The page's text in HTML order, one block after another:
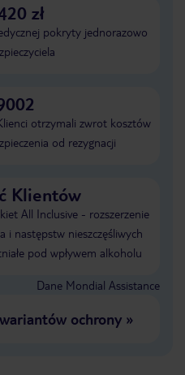
zł
pokryty jednorazowo
otrzymali zwrot kosztów
od rezygnacji
Klientów
All Inclusive - rozszerzenie
i następstw nieszczęśliwych
pod wpływem alkoholu
Dane Mondial Assistance
ochrony»